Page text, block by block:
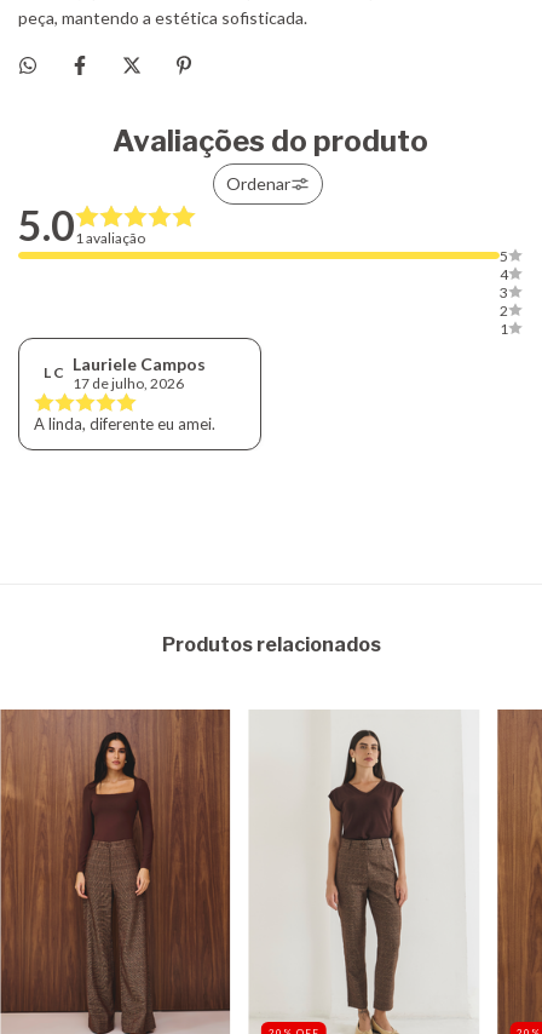
Avaliações do produto
Ordenar
5.01 avaliação
5
4
3
2
1
L C Lauriele Campos
17 de julho, 2026
A linda, diferente eu amei.
Produtos relacionados